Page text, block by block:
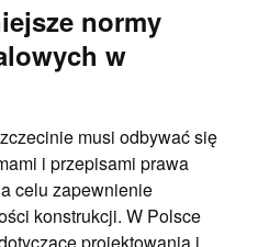
normy
w
musi odbywać się
i przepisami prawa
celu zapewnienie
konstrukcji. W Polsce
projektowania i